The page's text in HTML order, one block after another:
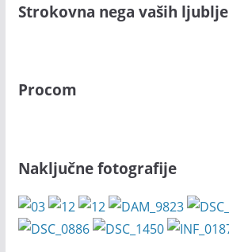
Strokovna nega vaših
Procom
Naključne fotografije